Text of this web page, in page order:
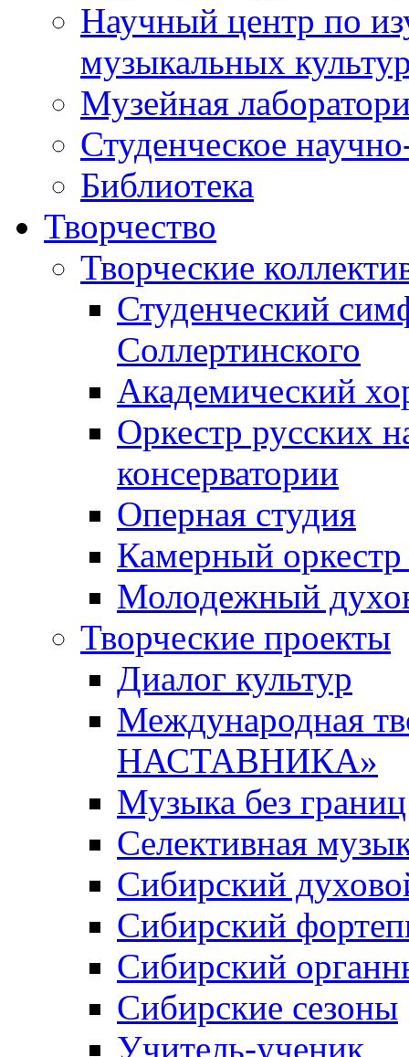
Научный центр по
музыкальных
Музейная
Студенческое
Библиотека
Творчество
Творческие
Студенческий
Соллертинского
Академический
Оркестр русских
консерватории
Оперная студия
Камерный оркестр
Молодежный
Творческие проекты
Диалог культур
Международная
НАСТАВНИКА»
Музыка без границ
Селективная
Сибирский
Сибирский
Сибирский
Сибирские сезоны
Учитель-ученик